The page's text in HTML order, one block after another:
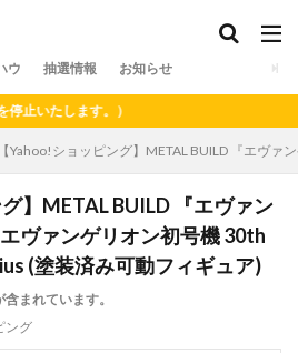
ウ 抽選情報 お知らせ
たします。）
【Yahoo!ショッピング】METAL BUILD 『エヴ
】METAL BUILD 『エヴァン
ヴァンゲリオン初号機 30th
(塗装済み可動フィギュア)
まれています。
ング